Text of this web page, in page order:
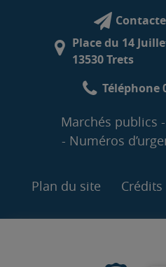
Place du 14
13530 Trets
Téléphone
Marchés publics
Numéros
Plan du site Crédits